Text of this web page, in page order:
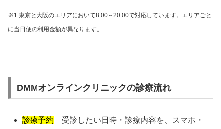
※1.東京と大阪のエリアにおいて8:00～20:00で対応しています。エリアごと
に当日便の利用金額が異なります。
DMMオンラインクリニックの診療流れ
診療予約 受診したい日時・診療内容を、スマホ・